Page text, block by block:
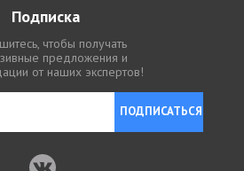
Подписка
чтобы получать
предложения и
от наших экспертов!
ПОДПИСАТЬСЯ